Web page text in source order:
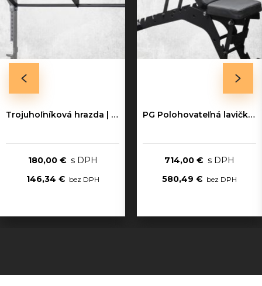
Trojuhoľníková hrazda | ULTRA
180,00 €
146,34 €
PG Polohovateľná lavička | ULTRA
714,00 €
580,49 €